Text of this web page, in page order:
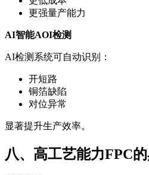
更强量产能力
AI智能AOI检测
AI检测系统可自动识别：
开短路
铜箔缺陷
对位异常
显著提升生产效率。
八、高工艺能力FPC